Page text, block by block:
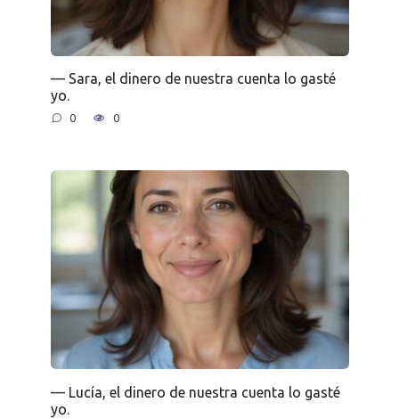
— Sara, el dinero de nuestra cuenta lo gasté
yo.
0 0
— Lucía, el dinero de nuestra cuenta lo gasté
yo.